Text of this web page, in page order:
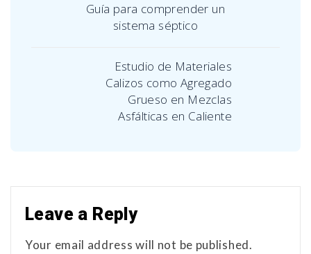
Guía para comprender un
sistema séptico
Estudio de Materiales
Calizos como Agregado
Grueso en Mezclas
Asfálticas en Caliente
Leave a Reply
Your email address will not be published.